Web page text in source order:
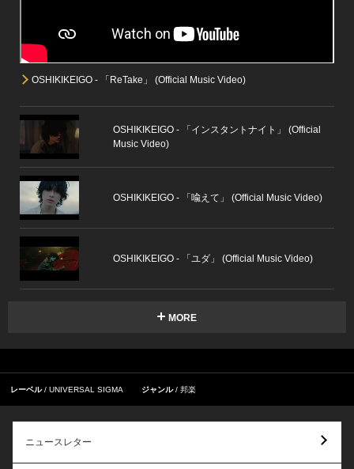
OSHIKIKEIGO - 「ReTake」 (Official Music Video)
OSHIKIKEIGO - 「インスタントナイト」 (Official
Music Video)
OSHIKIKEIGO - 「喩えて」 (Official Music Video)
OSHIKIKEIGO - 「ユダ」 (Official Music Video)
MORE
レーベル UNIVERSAL SIGMA ジャンル 邦楽
ニュースレター